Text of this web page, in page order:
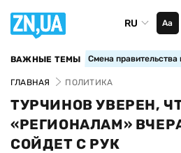
RU Аа
ВАЖНЫЕ ТЕМЫ Смена
ГЛАВНАЯ ПОЛИТИКА
ТУРЧИНОВ УВЕРЕН,
«РЕГИОНАЛАМ»
СОЙДЕТ С РУК